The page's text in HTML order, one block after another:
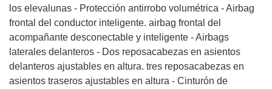
los elevalunas - Protección antirrobo volumétrica - Airbag
frontal del conductor inteligente. airbag frontal del
acompañante desconectable y inteligente - Airbags
laterales delanteros - Dos reposacabezas en asientos
delanteros ajustables en altura. tres reposacabezas en
asientos traseros ajustables en altura - Cinturón de